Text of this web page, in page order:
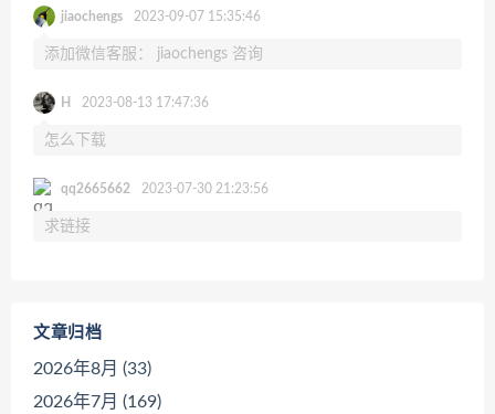
jiaochengs 2023-09-07 15:35:46
添加微信客服： jiaochengs 咨询
H 2023-08-13 17:47:36
怎么下载
qq2665662 2023-07-30 21:23:56
求链接
文章归档
2026年8月 (33)
2026年7月 (169)